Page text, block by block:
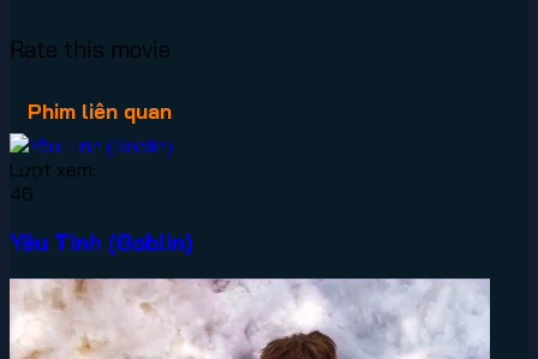
Rate this movie
Phim liên quan
Lượt xem:
46
Yêu Tinh (Goblin)